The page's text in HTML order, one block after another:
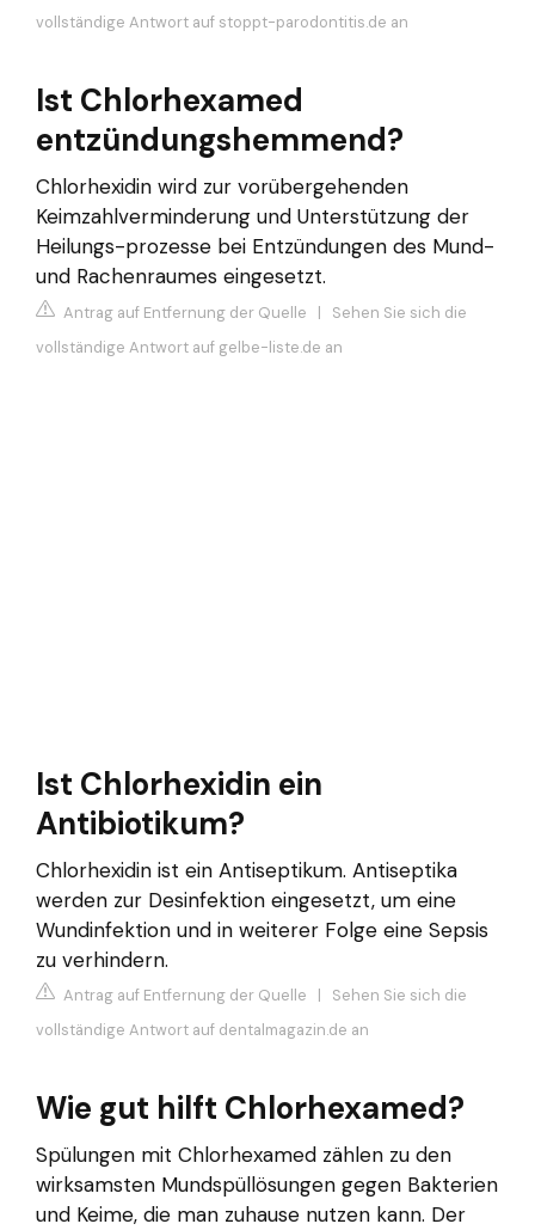
vollständige Antwort auf stoppt-parodontitis.de an
Ist Chlorhexamed
entzündungshemmend?
Chlorhexidin wird zur vorübergehenden
Keimzahlverminderung und Unterstützung der
Heilungs-prozesse bei Entzündungen des Mund-
und Rachenraumes eingesetzt.
Antrag auf Entfernung der Quelle | Sehen Sie sich die
vollständige Antwort auf gelbe-liste.de an
Ist Chlorhexidin ein
Antibiotikum?
Chlorhexidin ist ein Antiseptikum. Antiseptika
werden zur Desinfektion eingesetzt, um eine
Wundinfektion und in weiterer Folge eine Sepsis
zu verhindern.
Antrag auf Entfernung der Quelle | Sehen Sie sich die
vollständige Antwort auf dentalmagazin.de an
Wie gut hilft Chlorhexamed?
Spülungen mit Chlorhexamed zählen zu den
wirksamsten Mundspüllösungen gegen Bakterien
und Keime, die man zuhause nutzen kann. Der